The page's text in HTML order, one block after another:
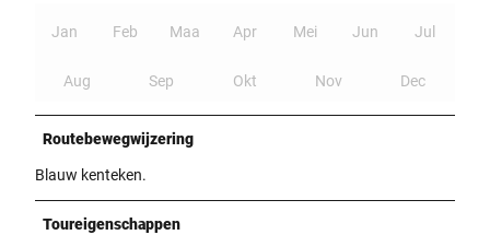
Jan Feb Maa Apr Mei Jun Jul
Aug Sep Okt Nov Dec
Routebewegwijzering
Blauw kenteken.
Toureigenschappen